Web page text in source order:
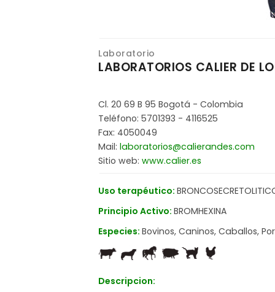
Laboratorio
LABORATORIOS CALIER DE
Cl. 20 69 B 95 Bogotá - Colombia
Teléfono: 5701393 - 4116525
Fax: 4050049
Mail: laboratorios@calierandes.com
Sitio web: www.calier.es
Uso terapéutico:
Principio Activo: BROMHEXINA
Especies: Bovinos, Caninos, Caballos,
Descripcion: